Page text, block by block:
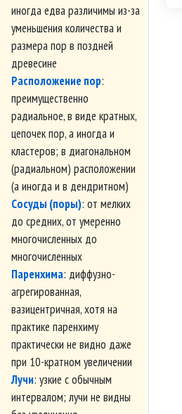
иногда едва различимы из-за
уменьшения количества и
размера пор в поздней
древесине
Расположение пор:
преимущественно
радиальное, в виде кратных,
цепочек пор, а иногда и
кластеров; в диагональном
(радиальном) расположении
(а иногда и в дендритном)
Сосуды (поры): от мелких
до средних, от умеренно
многочисленных до
многочисленных
Паренхима: диффузно-
агрегированная,
вазицентричная, хотя на
практике паренхиму
практически не видно даже
при 10-кратном увеличении
Лучи: узкие с обычным
интервалом; лучи не видны